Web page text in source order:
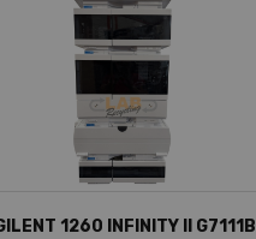
1260 INFINITY II G7111B